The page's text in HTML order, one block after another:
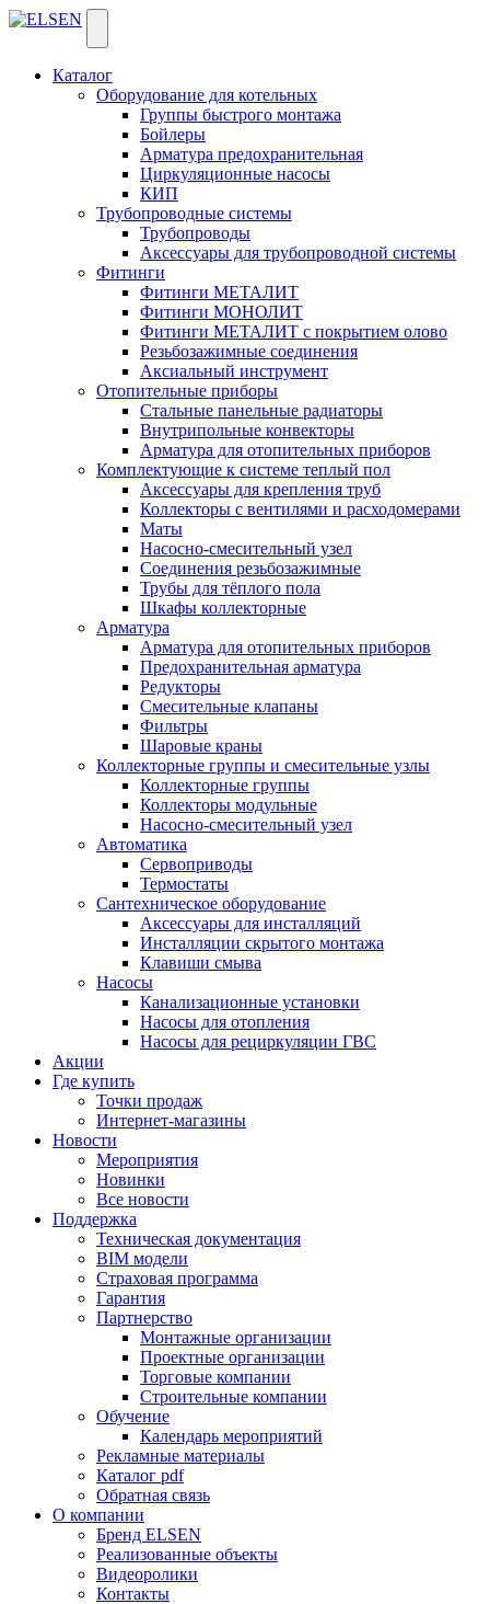
Каталог
Оборудование для котельных
Группы быстрого монтажа
Бойлеры
Арматура предохранительная
Циркуляционные насосы
КИП
Трубопроводные системы
Трубопроводы
Аксессуары для трубопроводной системы
Фитинги
Фитинги МЕТАЛИТ
Фитинги МОНОЛИТ
Фитинги МЕТАЛИТ с покрытием олово
Резьбозажимные соединения
Аксиальный инструмент
Отопительные приборы
Стальные панельные радиаторы
Внутрипольные конвекторы
Арматура для отопительных приборов
Комплектующие к системе теплый пол
Аксессуары для крепления труб
Коллекторы с вентилями и расходомерами
Маты
Насосно-смесительный узел
Соединения резьбозажимные
Трубы для тёплого пола
Шкафы коллекторные
Арматура
Арматура для отопительных приборов
Предохранительная арматура
Редукторы
Смесительные клапаны
Фильтры
Шаровые краны
Коллекторные группы и смесительные узлы
Коллекторные группы
Коллекторы модульные
Насосно-смесительный узел
Автоматика
Сервоприводы
Термостаты
Сантехническое оборудование
Аксессуары для инсталляций
Инсталляции скрытого монтажа
Клавиши смыва
Насосы
Канализационные установки
Насосы для отопления
Насосы для рециркуляции ГВС
Акции
Где купить
Точки продаж
Интернет-магазины
Новости
Мероприятия
Новинки
Все новости
Поддержка
Техническая документация
BIM модели
Страховая программа
Гарантия
Партнерство
Монтажные организации
Проектные организации
Торговые компании
Строительные компании
Обучение
Календарь мероприятий
Рекламные материалы
Каталог pdf
Обратная связь
О компании
Бренд ELSEN
Реализованные объекты
Видеоролики
Контакты